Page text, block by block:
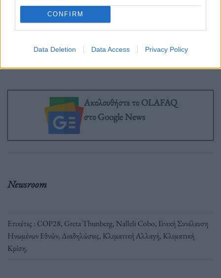
CONFIRM
Data Deletion Data Access Privacy Policy
τη σύνοδο κορυφής».
Πηγή: ΑΠΕ-ΜΠΕ
Ακολουθήστε το OLAFAQ
στο Google News
Newsroom
Ετικέτες : COP28, Greta Thunberg, Nalleli Cobo, Γενική Συνέλευση
Ηνωμένων Εθνών, Διαδηλώσεις, Κλιματική Αλλαγή, Κλιματική
Κρίση.